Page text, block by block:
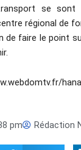
se
régional de
de faire le point
pm Rédaction